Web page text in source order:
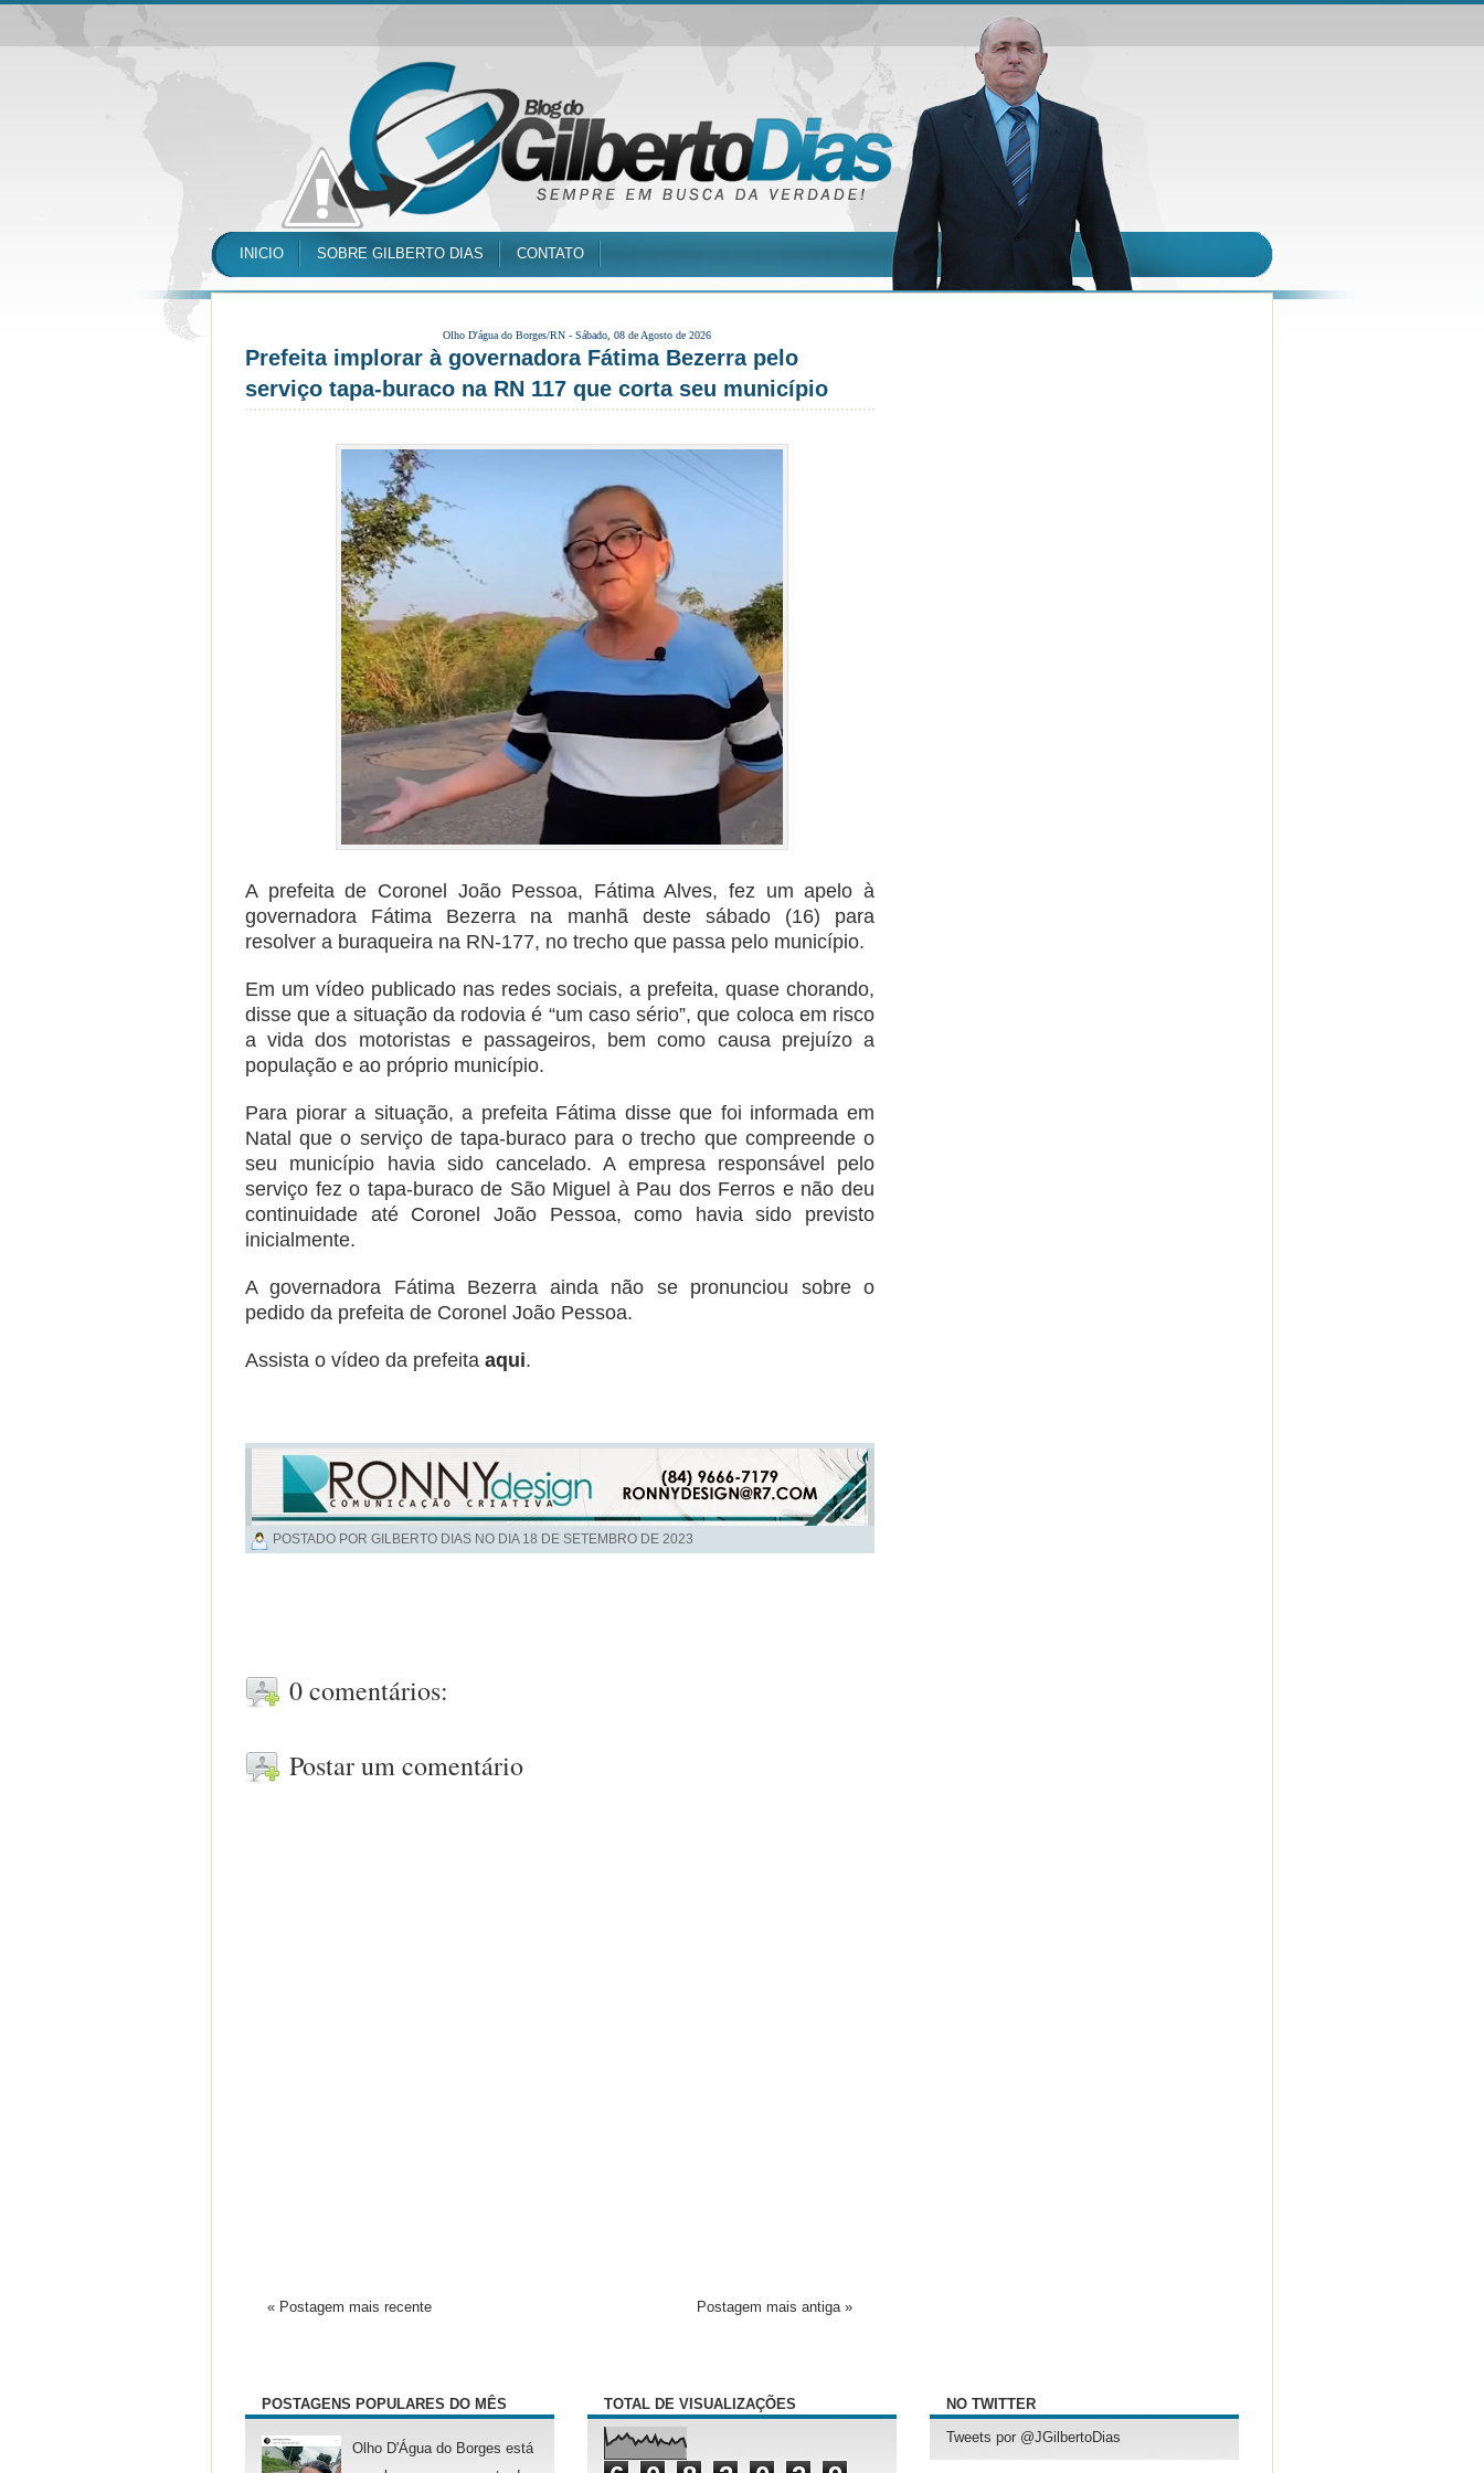
INICIO SOBRE GILBERTO DIAS CONTATO
Olho D'água do Borges/RN - Sábado, 08 de Agosto de 2026
Prefeita implorar à governadora Fátima Bezerra pelo
serviço tapa-buraco na RN 117 que corta seu município
A prefeita de Coronel João Pessoa, Fátima Alves, fez um apelo à
governadora Fátima Bezerra na manhã deste sábado (16) para
resolver a buraqueira na RN-177, no trecho que passa pelo município.
Em um vídeo publicado nas redes sociais, a prefeita, quase chorando,
disse que a situação da rodovia é “um caso sério”, que coloca em risco
a vida dos motoristas e passageiros, bem como causa prejuízo a
população e ao próprio município.
Para piorar a situação, a prefeita Fátima disse que foi informada em
Natal que o serviço de tapa-buraco para o trecho que compreende o
seu município havia sido cancelado. A empresa responsável pelo
serviço fez o tapa-buraco de São Miguel à Pau dos Ferros e não deu
continuidade até Coronel João Pessoa, como havia sido previsto
inicialmente.
A governadora Fátima Bezerra ainda não se pronunciou sobre o
pedido da prefeita de Coronel João Pessoa.
Assista o vídeo da prefeita aqui.
POSTADO POR GILBERTO DIAS NO DIA 18 DE SETEMBRO DE 2023
0 comentários:
Postar um comentário
« Postagem mais recente Postagem mais antiga »
POSTAGENS POPULARES DO MÊS
Olho D'Água do Borges está
TOTAL DE VISUALIZAÇÕES NO TWITTER
Tweets por @JGilbertoDias